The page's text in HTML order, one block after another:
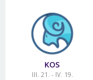
KOS
III. 21. - IV. 19.